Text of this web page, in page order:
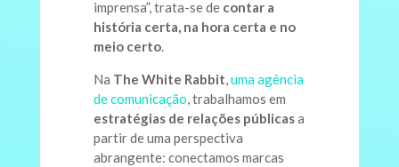
imprensa”, trata-se de contar a
história certa, na hora certa e no
meio certo.
Na The White Rabbit,uma agência
de comunicação, trabalhamos em
estratégias de relações públicasa
partir de uma perspectiva
abrangente: conectamos marcas